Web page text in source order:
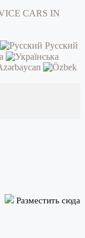
Русский
Разместить сюда